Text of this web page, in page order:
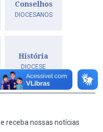
Conselhos
DIOCESANOS
História
DIOCESE
e receba nossas notícias